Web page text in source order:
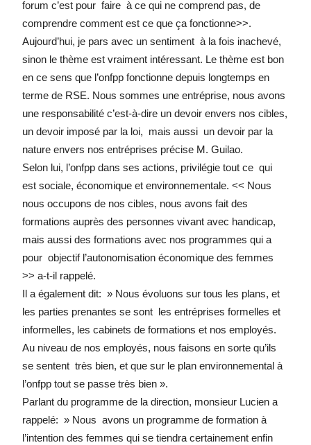
forum c’est pour faire à ce qui ne comprend pas, de
comprendre comment est ce que ça fonctionne>>.
Aujourd’hui, je pars avec un sentiment à la fois inachevé,
sinon le thème est vraiment intéressant. Le thème est bon
en ce sens que l’onfpp fonctionne depuis longtemps en
terme de RSE. Nous sommes une entréprise, nous avons
une responsabilité c’est-à-dire un devoir envers nos cibles,
un devoir imposé par la loi, mais aussi un devoir par la
nature envers nos entréprises précise M. Guilao.
Selon lui, l’onfpp dans ses actions, privilégie tout ce qui
est sociale, économique et environnementale. << Nous
nous occupons de nos cibles, nous avons fait des
formations auprès des personnes vivant avec handicap,
mais aussi des formations avec nos programmes qui a
pour objectif l’autonomisation économique des femmes
>> a-t-il rappelé.
Il a également dit: » Nous évoluons sur tous les plans, et
les parties prenantes se sont les entréprises formelles et
informelles, les cabinets de formations et nos employés.
Au niveau de nos employés, nous faisons en sorte qu’ils
se sentent très bien, et que sur le plan environnemental à
l’onfpp tout se passe très bien ».
Parlant du programme de la direction, monsieur Lucien a
rappelé: » Nous avons un programme de formation à
l’intention des femmes qui se tiendra certainement enfin